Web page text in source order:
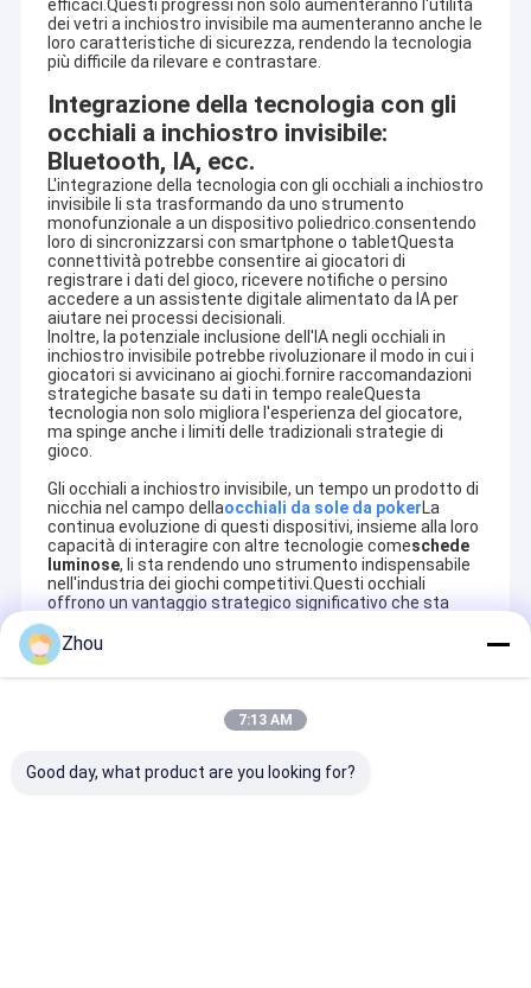
efficaci.Questi progressi non solo aumenteranno l'utilità
dei vetri a inchiostro invisibile ma aumenteranno anche le
loro caratteristiche di sicurezza, rendendo la tecnologia
più difficile da rilevare e contrastare.
Integrazione della tecnologia con gli
occhiali a inchiostro invisibile:
Bluetooth, IA, ecc.
L'integrazione della tecnologia con gli occhiali a inchiostro
invisibile li sta trasformando da uno strumento
monofunzionale a un dispositivo poliedrico.consentendo
loro di sincronizzarsi con smartphone o tabletQuesta
connettività potrebbe consentire ai giocatori di
registrare i dati del gioco, ricevere notifiche o persino
accedere a un assistente digitale alimentato da IA per
aiutare nei processi decisionali.
Inoltre, la potenziale inclusione dell'IA negli occhiali in
inchiostro invisibile potrebbe rivoluzionare il modo in cui i
giocatori si avvicinano ai giochi.fornire raccomandazioni
strategiche basate su dati in tempo realeQuesta
tecnologia non solo migliora l'esperienza del giocatore,
ma spinge anche i limiti delle tradizionali strategie di
gioco.
Gli occhiali a inchiostro invisibile, un tempo un prodotto di
nicchia nel campo dellaocchiali da sole da pokerLa
continua evoluzione di questi dispositivi, insieme alla loro
capacità di interagire con altre tecnologie comeschede
luminose, li sta rendendo uno strumento indispensabile
nell'industria dei giochi competitivi.Questi occhiali
offrono un vantaggio strategico significativo che sta
diventando sempre più difficile da trascurare..
Zhou
7:13 AM
Good day, what product are you looking for?